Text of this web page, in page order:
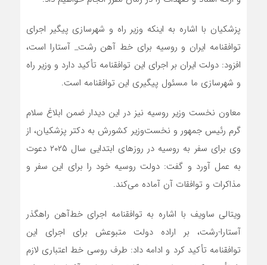
پزشکیان با اشاره به اینکه وزیر راه و شهرسازی پیگیر اجرای
توافقنامه ایران و روسیه برای خط آهن رشت_ آستارا است،
افزود: دولت ایران بر اجرای این توافقنامه تأکید دارد و وزیر راه
و شهرسازی ما مسئول پیگیری این توافقنامه است.
معاون نخست وزیر روسیه نیز در این دیدار ضمن ابلاغ سلام
گرم رئیس جمهور و نخست‌وزیر کشورش به دکتر پزشکیان، از
وی برای سفر به روسیه در روزهای ابتدایی سال ۲۰۲۵ دعوت
به عمل آورد و گفت: دولت روسیه خود را برای این سفر و
مذاکرات و توافقات آن آماده می‌کند.
ویتالی ساویف با اشاره به توافقنامه اجرای خط‌آهن راهگذر
آستارا-رشت، بر اراده دولت متبوعش برای اجرای این
توافقنامه تأکید کرد و ادامه داد: طرف روسی خط اعتباری لازم